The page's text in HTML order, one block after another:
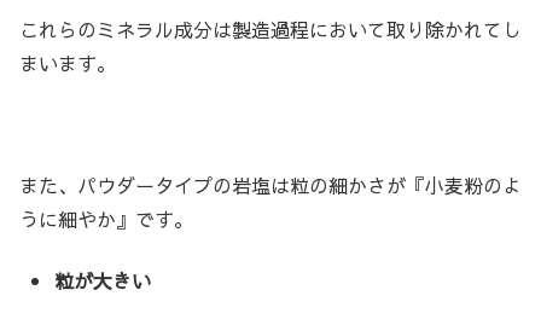
これらのミネラル成分は製造過程において取り除かれてし
まいます。
また、パウダータイプの岩塩は粒の細かさが『小麦粉のよ
うに細やか』です。
粒が大きい